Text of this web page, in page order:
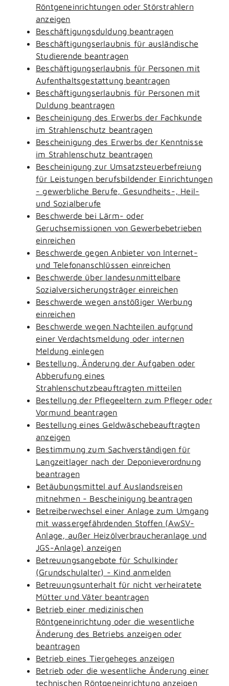
Röntgeneinrichtungen oder Störstrahlern
anzeigen
Beschäftigungsduldung beantragen
Beschäftigungserlaubnis für ausländische
Studierende beantragen
Beschäftigungserlaubnis für Personen mit
Aufenthaltsgestattung beantragen
Beschäftigungserlaubnis für Personen mit
Duldung beantragen
Bescheinigung des Erwerbs der Fachkunde
im Strahlenschutz beantragen
Bescheinigung des Erwerbs der Kenntnisse
im Strahlenschutz beantragen
Bescheinigung zur Umsatzsteuerbefreiung
für Leistungen berufsbildender Einrichtungen
- gewerbliche Berufe, Gesundheits-, Heil-
und Sozialberufe
Beschwerde bei Lärm- oder
Geruchsemissionen von Gewerbebetrieben
einreichen
Beschwerde gegen Anbieter von Internet-
und Telefonanschlüssen einreichen
Beschwerde über landesunmittelbare
Sozialversicherungsträger einreichen
Beschwerde wegen anstößiger Werbung
einreichen
Beschwerde wegen Nachteilen aufgrund
einer Verdachtsmeldung oder internen
Meldung einlegen
Bestellung, Änderung der Aufgaben oder
Abberufung eines
Strahlenschutzbeauftragten mitteilen
Bestellung der Pflegeeltern zum Pfleger oder
Vormund beantragen
Bestellung eines Geldwäschebeauftragten
anzeigen
Bestimmung zum Sachverständigen für
Langzeitlager nach der Deponieverordnung
beantragen
Betäubungsmittel auf Auslandsreisen
mitnehmen - Bescheinigung beantragen
Betreiberwechsel einer Anlage zum Umgang
mit wassergefährdenden Stoffen (AwSV-
Anlage, außer Heizölverbraucheranlage und
JGS-Anlage) anzeigen
Betreuungsangebote für Schulkinder
(Grundschulalter) - Kind anmelden
Betreuungsunterhalt für nicht verheiratete
Mütter und Väter beantragen
Betrieb einer medizinischen
Röntgeneinrichtung oder die wesentliche
Änderung des Betriebs anzeigen oder
beantragen
Betrieb eines Tiergeheges anzeigen
Betrieb oder die wesentliche Änderung einer
technischen Röntgeneinrichtung anzeigen